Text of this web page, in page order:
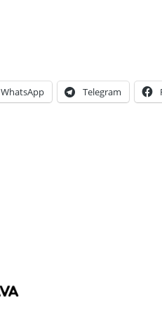
WhatsApp Telegram